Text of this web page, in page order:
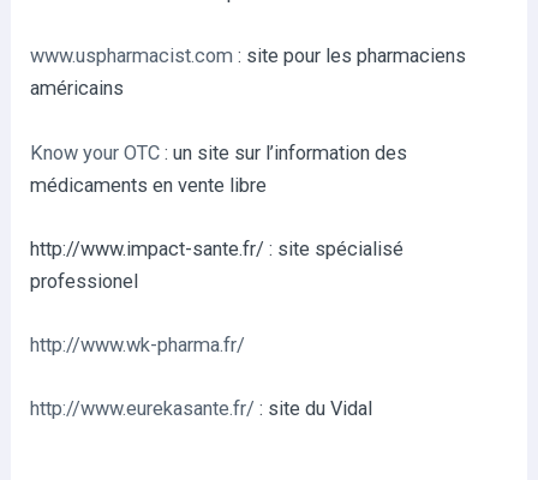
www.uspharmacist.com : site pour les pharmaciens
américains
Know your OTC : un site sur l’information des
médicaments en vente libre
http://www.impact-sante.fr/ : site spécialisé
professionel
http://www.wk-pharma.fr/
http://www.eurekasante.fr/ : site du Vidal